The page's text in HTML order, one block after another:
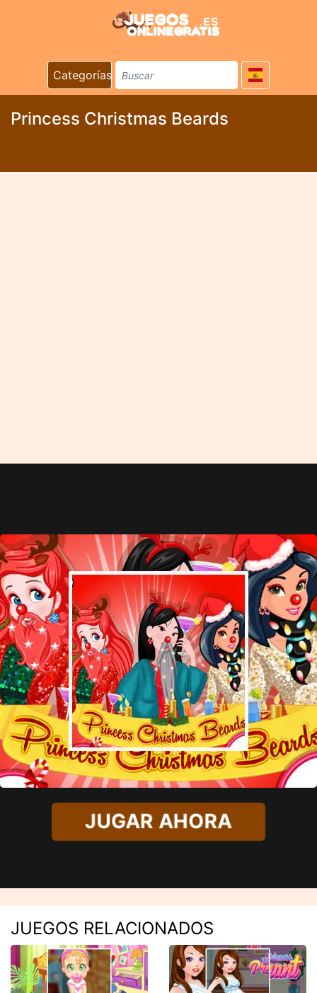
Categorías
Princess Christmas Beards
JUGAR AHORA
JUEGOS RELACIONADOS